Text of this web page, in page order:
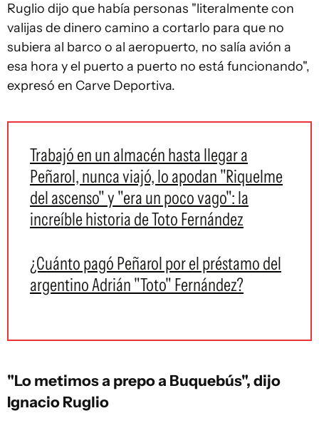
Ruglio dijo que había personas "literalmente con
valijas de dinero camino a cortarlo para que no
subiera al barco o al aeropuerto, no salía avión a
esa hora y el puerto a puerto no está funcionando",
expresó en Carve Deportiva.
Trabajó en un almacén hasta llegar a
Peñarol, nunca viajó, lo apodan "Riquelme
del ascenso" y "era un poco vago": la
increíble historia de Toto Fernández
¿Cuánto pagó Peñarol por el préstamo del
argentino Adrián "Toto" Fernández?
"Lo metimos a prepo a Buquebús", dijo
Ignacio Ruglio